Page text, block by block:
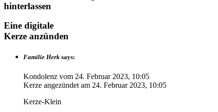
hinterlassen
Eine digitale
Kerze anzünden
Familie Herk says:
Kondolenz vom 24. Februar 2023, 10:05
Kerze angezündet am 24. Februar 2023, 10:05
Kerze-Klein